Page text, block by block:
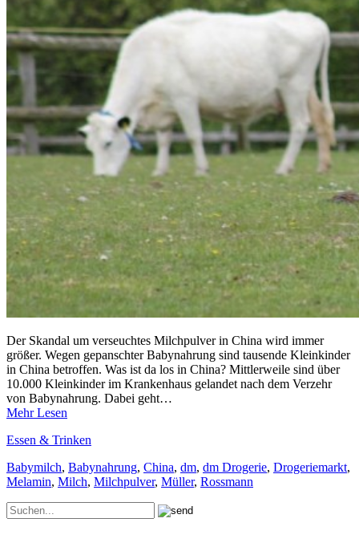
Der Skandal um verseuchtes Milchpulver in China wird immer
größer. Wegen gepanschter Babynahrung sind tausende Kleinkinder
in China betroffen. Was ist da los in China? Mittlerweile sind über
10.000 Kleinkinder im Krankenhaus gelandet nach dem Verzehr
von Babynahrung. Dabei geht…
Mehr Lesen
Essen & Trinken
Babymilch, Babynahrung, China, dm, dm Drogerie, Drogeriemarkt,
Melamin, Milch, Milchpulver, Müller, Rossmann